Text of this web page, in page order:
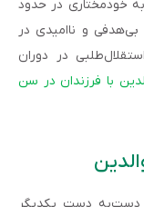
خودمختاری در حدود
بی‌هدفی و ناامیدی در
در دوران
با فرزندان در سن
دست‌به دست یکدیگر